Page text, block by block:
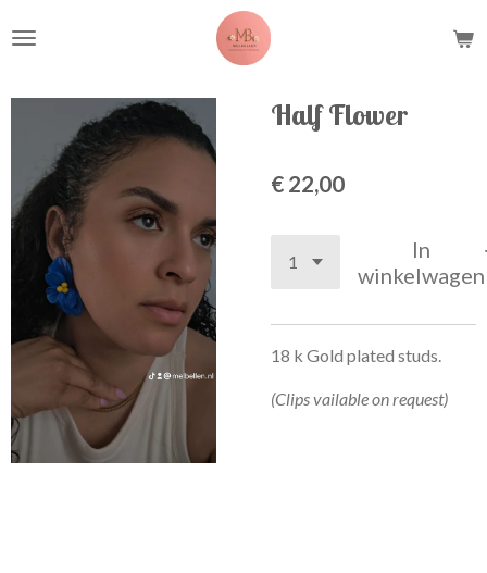
direct
de
hoofdinhoud
Half Flower
€ 22,00
In
winkelwagen
18 k Gold plated studs.
(Clips vailable on request)